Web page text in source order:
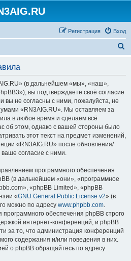
Вход
Регистрация
(в дальнейшем «мы», «наш»,
вы подтверждаете своё согласие
вы не согласны с ними, пожалуйста, не
«RN3AIG.RU». Мы оставляем за
в любое время и сделаем всё
об этом, однако с вашей стороны было
этот текст на предмет изменений,
«RN3AIG.RU» после обновления/
согласие с ними.
программного обеспечения
(в дальнейшем «они», «программное
«phpBB Limited», «phpBB
«GNU General Public License v2» (в
можно по адресу www.phpbb.com.
обеспечения phpBB строго
интернет-конференций, и phpBB
за то, что администрация конференций
содержания и/или поведения в них.
о phpBB обращайтесь по адресу